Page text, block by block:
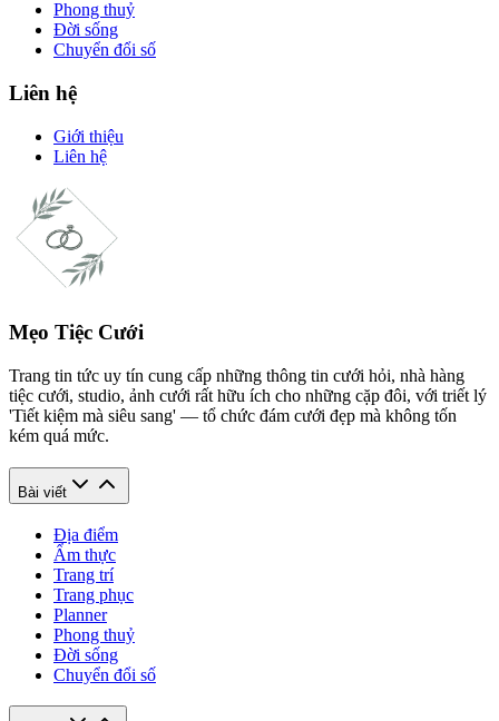
Phong thuỷ
Đời sống
Chuyển đổi số
Liên hệ
Giới thiệu
Liên hệ
Mẹo Tiệc Cưới
Trang tin tức uy tín cung cấp những thông tin cưới hỏi, nhà hàng
tiệc cưới, studio, ảnh cưới rất hữu ích cho những cặp đôi, với triết lý
'Tiết kiệm mà siêu sang' — tổ chức đám cưới đẹp mà không tốn
kém quá mức.
Bài viết
Địa điểm
Ẩm thực
Trang trí
Trang phục
Planner
Phong thuỷ
Đời sống
Chuyển đổi số